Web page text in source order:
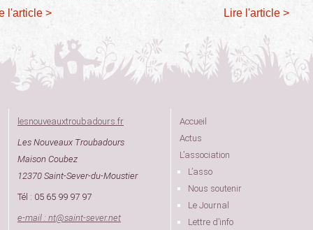
l'article > Lire l'article >
lesnouveauxtroubadours.fr
Les Nouveaux Troubadours
Maison Coubez
12370 Saint-Sever-du-Moustier
Tél : 05 65 99 97 97
e-mail : nt@saint-sever.net
Accueil
Actus
L’association
L’asso
Nous soutenir
Le Journal
Lettre d’info